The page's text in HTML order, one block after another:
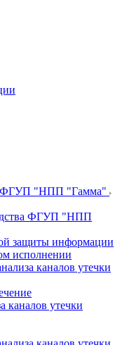
ФГУП "НПП "Гамма"
ФГУП "НПП
защиты информации
исполнении
каналов утечки
каналов утечки